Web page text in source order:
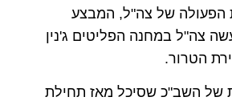
הפעולה של צה"ל, המבצע
צה"ל במחנה הפליטים ג'נין
הטרור.
של השב"כ שסיכל מאז תחילת